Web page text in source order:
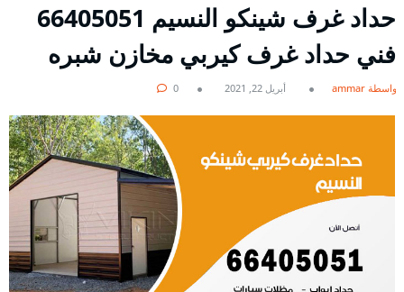
حداد غرف شينكو النسيم 66405051
فني حداد غرف كيربي مخازن شبره
بواسطة ammar أبريل 22, 2021 0